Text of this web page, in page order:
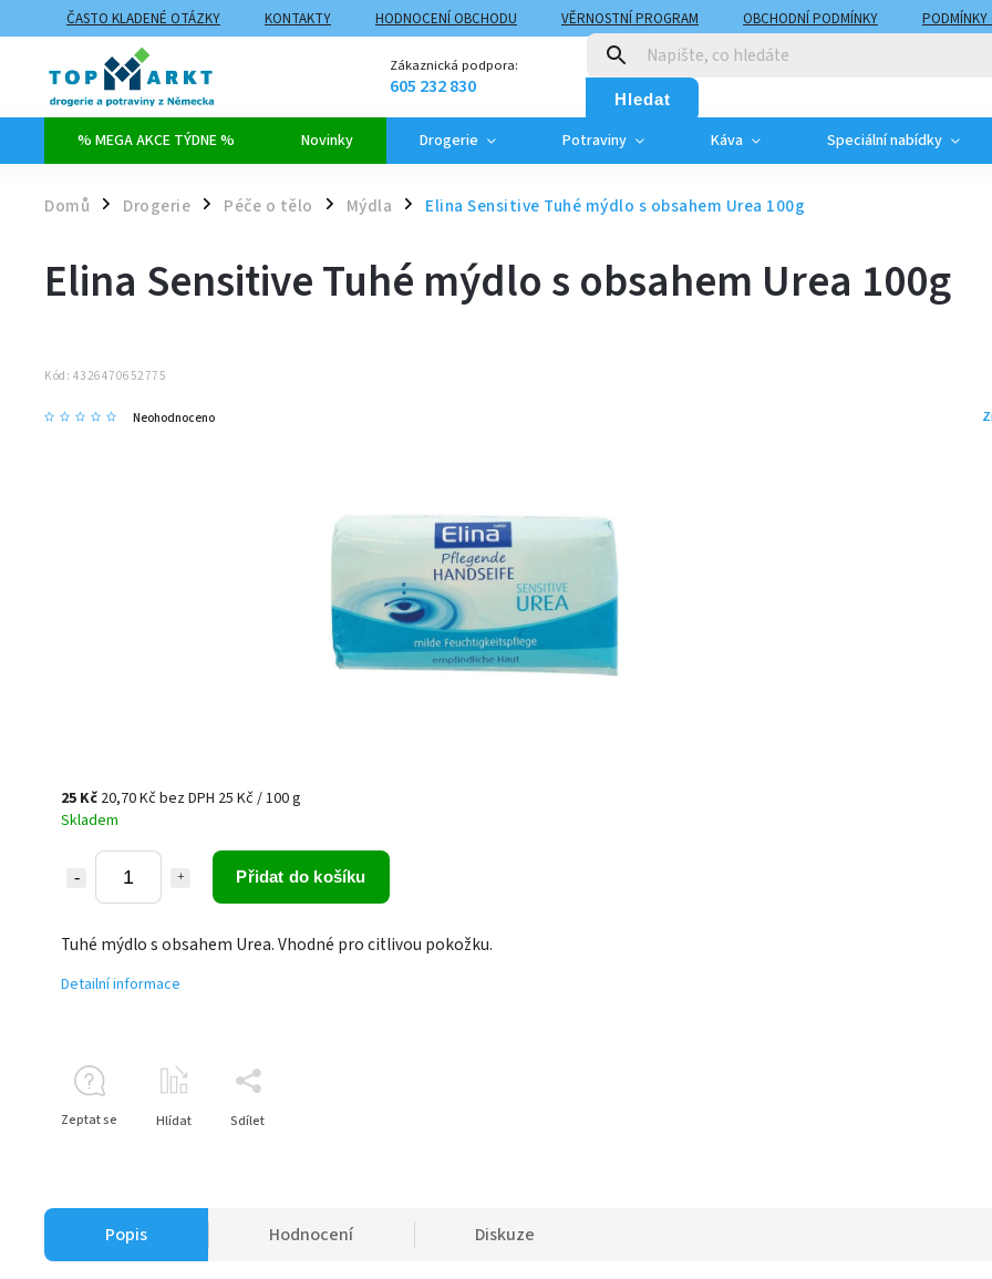
ČASTO KLADENÉ OTÁZKY KONTAKTY HODNOCENÍ OBCHODU VĚRNOSTNÍ PROGRAM OBCHODNÍ PODMÍNKY
PODMÍNKY
ZPŮSOBY DOPRAVY A PLATBY
MOJE OBJEDNÁVKA
Zákaznická podpora:
605 232 830 Hledat
% MEGA AKCE TÝDNE % Novinky Drogerie Potraviny Káva Speciální nabídky
Domů / Drogerie / Péče o tělo / Mýdla / Elina Sensitive Tuhé mýdlo s obsahem Urea 100g
Elina Sensitive Tuhé mýdlo s obsahem Urea 100g
Kód: 4326470652775
Neohodnoceno
25 Kč 20,70 Kč bez DPH 25 Kč / 100 g
Skladem
Přidat do košíku
Tuhé mýdlo s obsahem Urea. Vhodné pro citlivou pokožku.
Detailní informace
Zeptat se Hlídat Sdílet
Popis Hodnocení Diskuze